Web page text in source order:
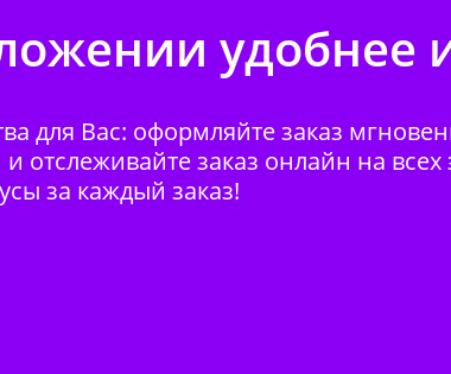
удобнее
для Вас: оформляйте заказ
отслеживайте заказ онлайн на
за каждый заказ!